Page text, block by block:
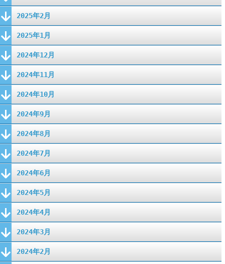
2025年2月
2025年1月
2024年12月
2024年11月
2024年10月
2024年9月
2024年8月
2024年7月
2024年6月
2024年5月
2024年4月
2024年3月
2024年2月